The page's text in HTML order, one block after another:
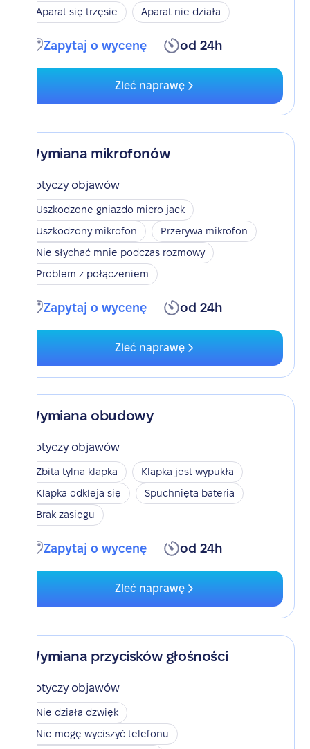
Aparat się trzęsie Aparat nie działa
Zapytaj o wycenę od 24h
Zleć naprawę
Wymiana mikrofonów
Dotyczy objawów
Uszkodzone gniazdo micro jack
Uszkodzony mikrofon
Przerywa mikrofon
Nie słychać mnie podczas rozmowy
Problem z połączeniem
Zapytaj o wycenę od 24h
Zleć naprawę
Wymiana obudowy
Dotyczy objawów
Zbita tylna klapka
Klapka jest wypukła
Klapka odkleja się
Spuchnięta bateria
Brak zasięgu
Zapytaj o wycenę od 24h
Zleć naprawę
Wymiana przycisków głośności
Dotyczy objawów
Nie działa dzwięk
Nie mogę wyciszyć telefonu